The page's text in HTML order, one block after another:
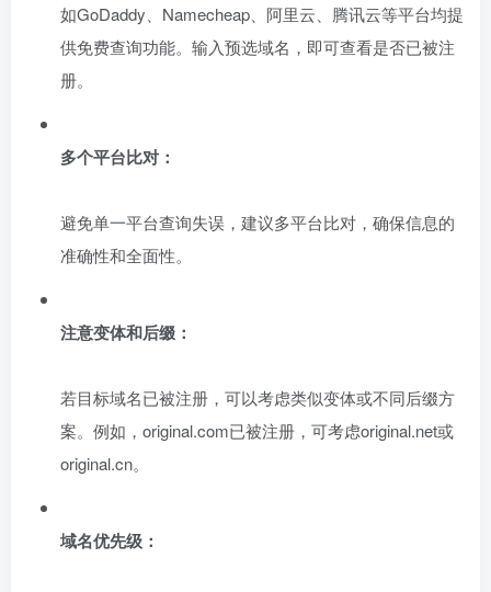
如GoDaddy、Namecheap、阿里云、腾讯云等平台均提
供免费查询功能。输入预选域名，即可查看是否已被注
册。
多个平台比对：
避免单一平台查询失误，建议多平台比对，确保信息的
准确性和全面性。
注意变体和后缀：
若目标域名已被注册，可以考虑类似变体或不同后缀方
案。例如，original.com已被注册，可考虑original.net或
original.cn。
域名优先级：